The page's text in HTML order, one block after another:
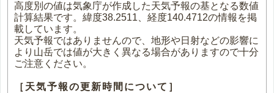
高度別の値は気象庁が作成した天気予報の基となる数値
計算結果です。緯度38.2511、経度140.4712の情報を掲
載しています。
天気予報ではありませんので、地形や日射などの影響に
より山岳では値が大きく異なる場合がありますので十分
ご注意ください。
［天気予報の更新時間について］